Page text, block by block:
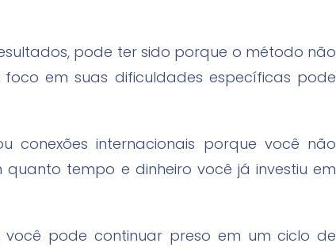
pode ter sido porque o método não
em suas dificuldades específicas pode
conexões internacionais porque você não
quanto tempo e dinheiro você já investiu em
você pode continuar preso em um ciclo de